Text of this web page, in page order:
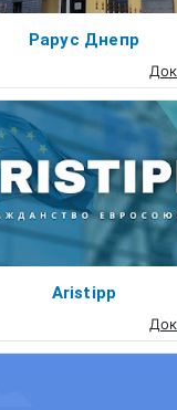
Рарус Днепр
Aristipp